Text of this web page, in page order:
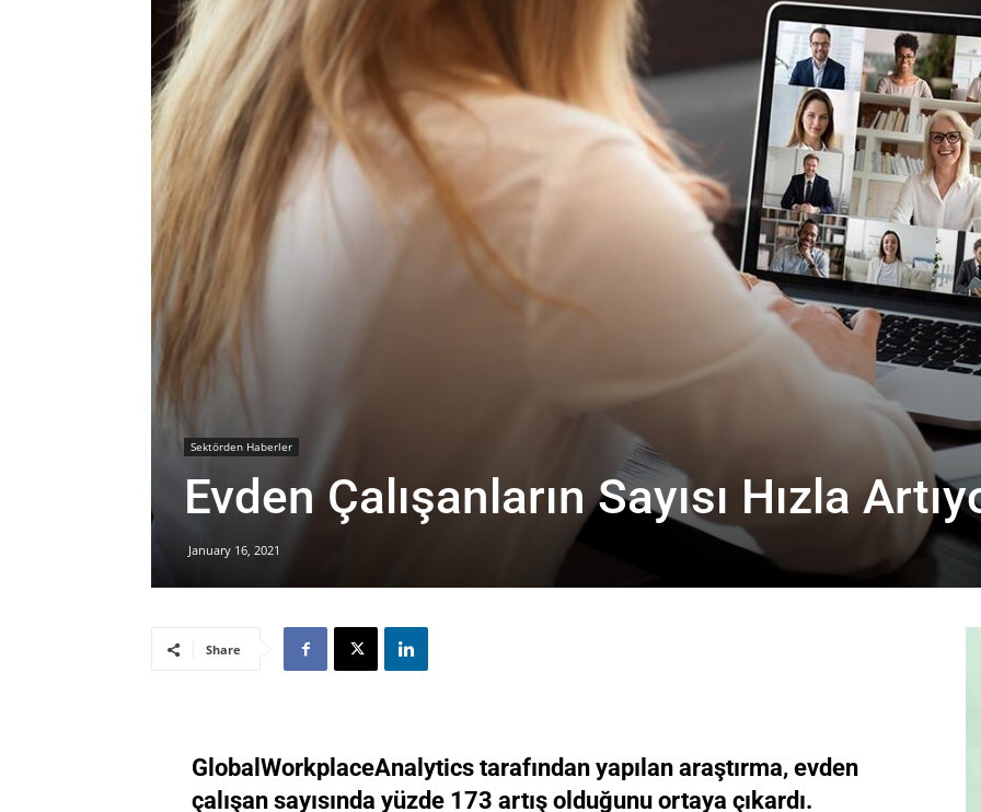
Sektörden Haberler
Evden Çalışanların Sayısı Hızla
January 16, 2021
Share
GlobalWorkplaceAnalytics tarafından yapılan araştırma, evden
çalışan sayısında yüzde 173 artış olduğunu ortaya çıkardı.